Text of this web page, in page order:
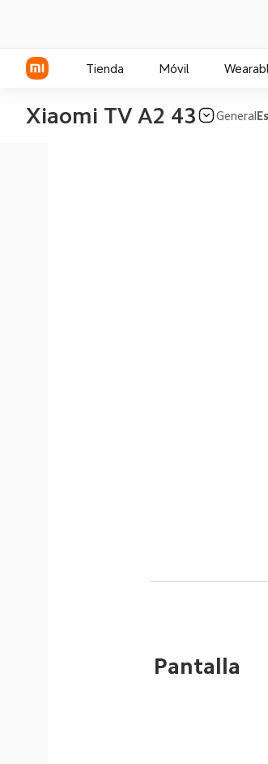
Tienda Móvil
Xiaomi TV A2 43 General
Pantalla